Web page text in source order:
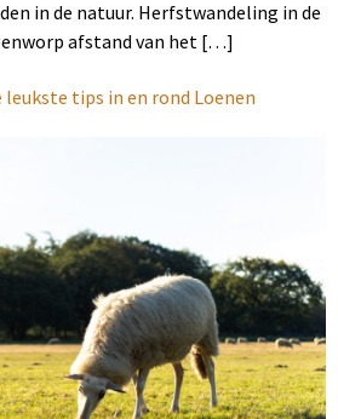
in de natuur. Herfstwandeling in de
afstand van het […]
leukste tips in en rond Loenen